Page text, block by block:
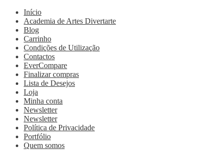
Início
Academia de Artes Divertarte
Blog
Carrinho
Condições de Utilização
Contactos
EverCompare
Finalizar compras
Lista de Desejos
Loja
Minha conta
Newsletter
Newsletter
Política de Privacidade
Portfólio
Quem somos